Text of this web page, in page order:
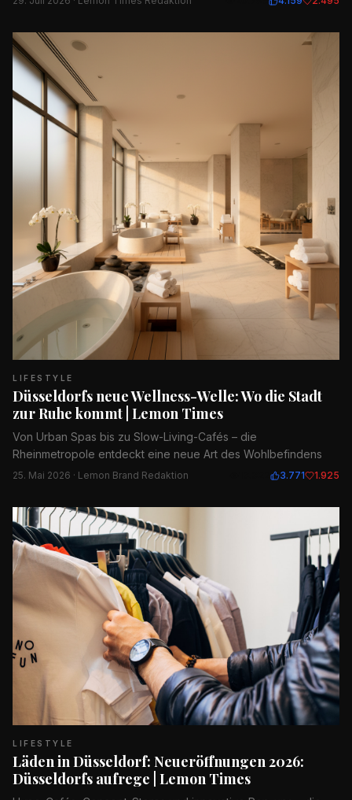
LIFESTYLE
Düsseldorfs neue Wellness-Welle: Wo die Stadt
zur Ruhe kommt | Lemon Times
Von Urban Spas bis zu Slow-Living-Cafés – die
Rheinmetropole entdeckt eine neue Art des Wohlbefindens
25. Mai 2026 · Lemon Brand Redaktion 3.771 1.925
LIFESTYLE
Läden in Düsseldorf: Neueröffnungen 2026:
Düsseldorfs aufrege | Lemon Times